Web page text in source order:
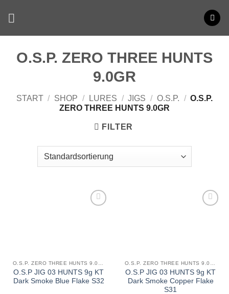
O.S.P. ZERO THREE HUNTS
9.0GR
START / SHOP / LURES / JIGS / O.S.P. / O.S.P.
ZERO THREE HUNTS 9.0GR
FILTER
O.S.P. ZERO THREE HUNTS 9.0GR
O.S.P JIG 03 HUNTS 9g KT
Dark Smoke Blue Flake S32
O.S.P. ZERO THREE HUNTS 9.0GR
O.S.P JIG 03 HUNTS 9g KT
Dark Smoke Copper Flake
S31